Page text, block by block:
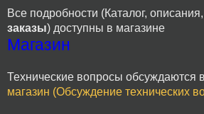
Все подробности (Каталог,
заказы) доступны в магазине
Магазин
Технические вопросы обсуждаются
магазин (Обсуждение технических